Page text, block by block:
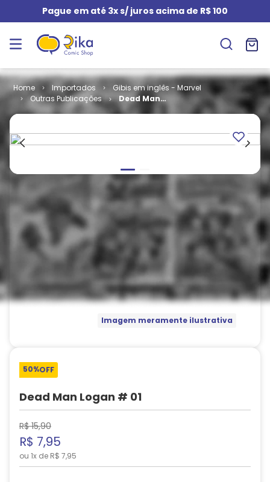
Pague em até 3x s/ juros acima de R$ 100
Importados
Gibis em inglês - Marvel
Outras Publicações
Dead Man
Logan # 01
Imagem meramente ilustrativa
50%OFF
Dead Man Logan # 01
R$ 15,90
R$ 7,95
ou 1x de R$ 7,95